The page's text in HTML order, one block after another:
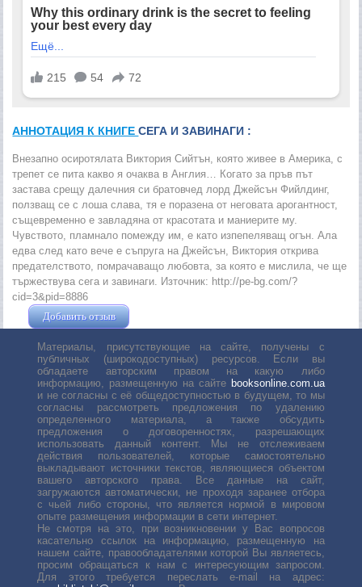
АННОТАЦИЯ К КНИГЕСЕГА И ЗАВИНАГИ :
Внезапно осиротялата Виктория Сийтън, която живее в Америка, с
трепет се пита какво я очаква в Англия… Когато за пръв път
застава срещу далечния си братовчед лорд Джейсън Фийлдинг,
ползващ се с лоша слава, тя е поразена от неговата арогантност,
същевременно е завладяна от красотата и маниерите му.
Чувството, пламнало помежду им, е като изпепеляващ огън. Ала
едва след като вече е съпруга на Джейсън, Виктория открива
предателството, помрачаващо любовта, за която е мислила, че ще
тържествува сега и завинаги. Източник: http://pe-bg.com/?
cid=3&pid=8886
Добавить отзыв
Материалы, присутствующие на сайте, получены с
публичных (широкодоступных) ресурсов. Если вы
обладаете авторским правом на какую либо
информацию, размещенную на сайте booksonline.com.ua
и не согласны с её общедоступностью в будущем, то мы
согласны рассмотреть предложения по удалению
определенного материала, а также обсудить
предложения о договоренностях, разрешающих
использовать данный контент. Мы не отслеживаем
действия пользователей, которые самостоятельно
выкладывают источники текстов, являющиеся объектом
вашего авторского права. Все данные на сайт,
загружаются автоматически, не проходя заранее отбора
с чьей либо стороны, что является нормой в мировом
опыте размещения информации в сети интернет.
Не смотря на это, при возникновении у Вас вопросов
касательно ссылок на информацию, размещенную на
нашем сайте, правообладателями которой Вы являетесь,
просим обращаться к нам с интересующим запросом.
Для этого требуется переслать е-mail на адрес: